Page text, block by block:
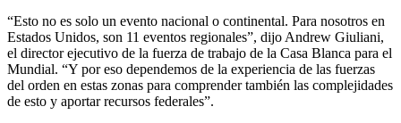
“Esto no es solo un evento nacional o continental. Para nosotros en
Estados Unidos, son 11 eventos regionales”, dijo Andrew Giuliani,
el director ejecutivo de la fuerza de trabajo de la Casa Blanca para el
Mundial. “Y por eso dependemos de la experiencia de las fuerzas
del orden en estas zonas para comprender también las complejidades
de esto y aportar recursos federales”.